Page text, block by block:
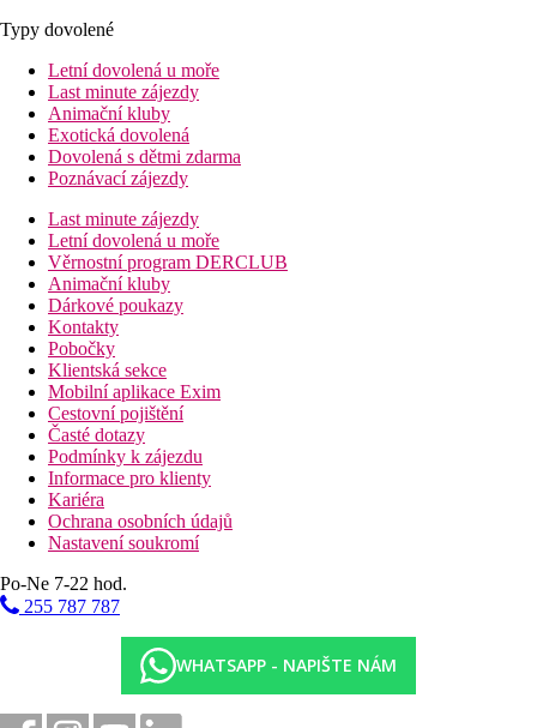
Typy dovolené
Letní dovolená u moře
Last minute zájezdy
Animační kluby
Exotická dovolená
Dovolená s dětmi zdarma
Poznávací zájezdy
Last minute zájezdy
Letní dovolená u moře
Věrnostní program DERCLUB
Animační kluby
Dárkové poukazy
Kontakty
Pobočky
Klientská sekce
Mobilní aplikace Exim
Cestovní pojištění
Časté dotazy
Podmínky k zájezdu
Informace pro klienty
Kariéra
Ochrana osobních údajů
Nastavení soukromí
Po-Ne 7-22 hod.
255 787 787
WHATSAPP - NAPIŠTE NÁM